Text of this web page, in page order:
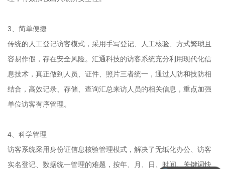
3、简单便捷
传统的人工登记访客模式，采用手写登记、人工核验、方式繁琐且
容易作假，存在安全风险。汇通科技的访客系统充分利用现代化信
息技术，真正做到人员、证件、照片三者统一，通过人防和技防相
结合，高效记录、存储、查询汇总来访人员的相关信息，重点加强
单位访客有序管理。
4、科学管理
访客系统采用身份证信息核验管理模式，解决了无纸化办公、访客
实名登记、数据统一管理的难题，按年、月、日、时间、关键词快